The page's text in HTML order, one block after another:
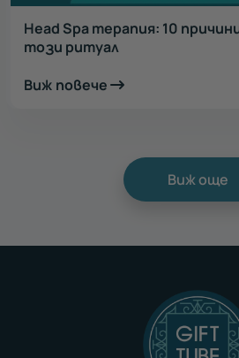
Head Spa терапия: 10
този ритуал
Виж повече
Виж още